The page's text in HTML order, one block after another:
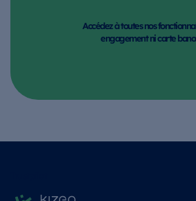
Accédez à toutes nos
engagement ni carte